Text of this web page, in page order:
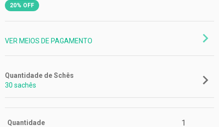
20% OFF
VER MEIOS DE PAGAMENTO
Quantidade de Schês
30 sachês
Quantidade